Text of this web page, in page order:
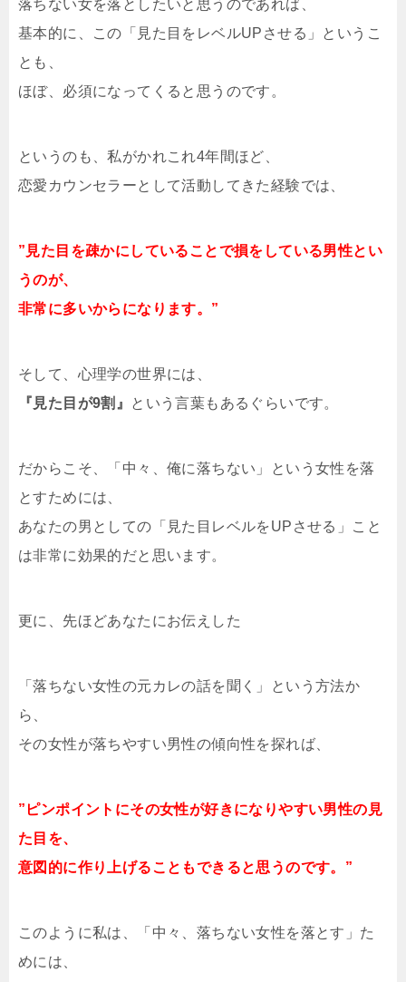
落ちない女を落としたいと思うのであれば、
基本的に、この「見た目をレベルUPさせる」というこ
とも、
ほぼ、必須になってくると思うのです。
というのも、私がかれこれ4年間ほど、
恋愛カウンセラーとして活動してきた経験では、
”見た目を疎かにしていることで損をしている男性とい
うのが、
非常に多いからになります。”
そして、心理学の世界には、
『見た目が9割』
という言葉もあるぐらいです。
だからこそ、「中々、俺に落ちない」という女性を落
とすためには、
あなたの男としての「見た目レベルをUPさせる」こと
は非常に効果的だと思います。
更に、先ほどあなたにお伝えした
「落ちない女性の元カレの話を聞く」という方法か
ら、
その女性が落ちやすい男性の傾向性を探れば、
”ピンポイントにその女性が好きになりやすい男性の見
た目を、
意図的に作り上げることもできると思うのです。”
このように私は、「中々、落ちない女性を落とす」た
めには、